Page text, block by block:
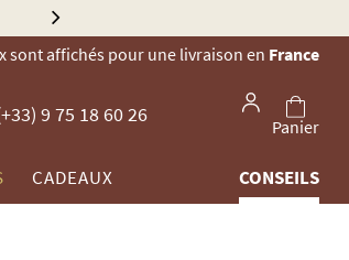
sont affichés pour une livraison en France
9 75 18 60 26
Panier
CADEAUX CONSEILS